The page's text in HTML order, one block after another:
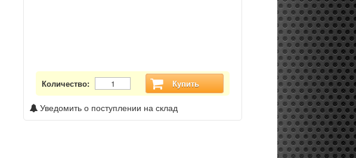
Количество: Купить
Уведомить о поступлении на склад